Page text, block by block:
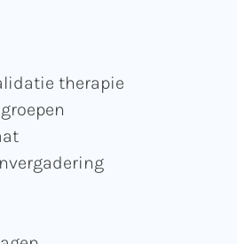
therapie